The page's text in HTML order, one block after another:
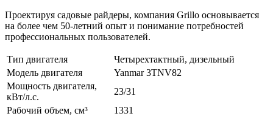
Проектируя садовые райдеры, компания Grillo основывается
на более чем 50-летний опыт и понимание потребностей
профессиональных пользователей.
Тип двигателя
Четырехтактный, дизельный
Модель двигателя
Yanmar 3TNV82
Мощность двигателя,
кВт/л.с.
23/31
Рабочий объем, см³
1331